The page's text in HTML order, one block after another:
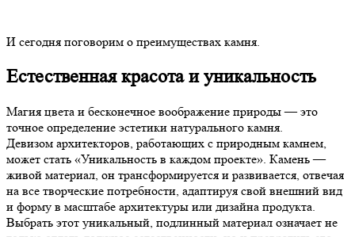
И сегодня поговорим о преимуществах камня.
Естественная красота и уникальность
Магия цвета и бесконечное воображение природы — это
точное определение эстетики натурального камня.
Девизом архитекторов, работающих с природным камнем,
может стать «Уникальность в каждом проекте». Камень —
живой материал, он трансформируется и развивается, отвечая
на все творческие потребности, адаптируя свой внешний вид
и форму в масштабе архитектуры или дизайна продукта.
Выбрать этот уникальный, подлинный материал означает не